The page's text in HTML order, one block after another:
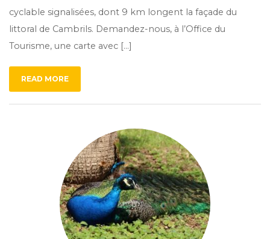
cyclable signalisées, dont 9 km longent la façade du
littoral de Cambrils. Demandez-nous, à l’Office du
Tourisme, une carte avec […]
READ MORE